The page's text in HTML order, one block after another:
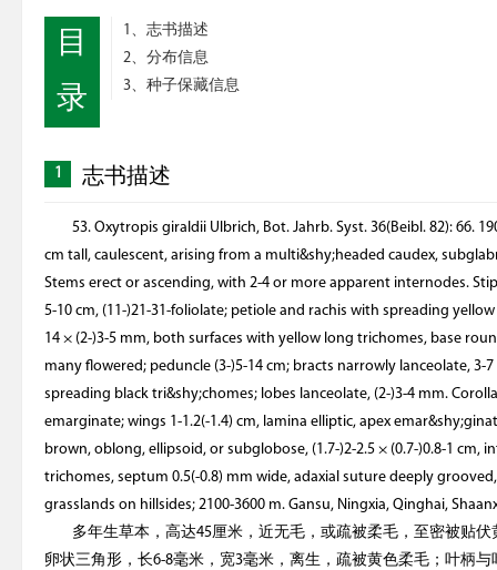
目
录
1、志书描述
2、分布信息
3、种子保藏信息
1 志书描述
53. Oxytropis giraldii Ulbrich, Bot. Jahrb. Syst. 36(Beibl. 82): 66.
cm tall, caulescent, arising from a multi&shy;headed caudex,
Stems erect or ascending, with 2-4 or more apparent internodes.
5-10 cm, (11-)21-31-foliolate; petiole and rachis with spreading
14 × (2-)3-5 mm, both surfaces with yellow long trichomes, base
many flowered; peduncle (3-)5-14 cm; bracts narrowly lanceolate,
spreading black tri&shy;chomes; lobes lanceolate, (2-)3-4 mm.
emarginate; wings 1-1.2(-1.4) cm, lamina elliptic, apex
brown, oblong, ellipsoid, or subglobose, (1.7-)2-2.5 × (0.7-)0.8-1
trichomes, septum 0.5(-0.8) mm wide, adaxial suture deeply
grasslands on hillsides; 2100-3600 m. Gansu, Ningxia, Qinghai,
多年生草本，高达45厘米，近无毛，或疏被柔毛，至密被贴
卵状三角形，长6-8毫米，宽3毫米，离生，疏被黄色柔毛；叶柄